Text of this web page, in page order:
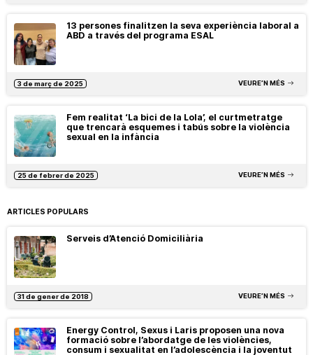
13 persones finalitzen la seva experiència laboral a
ABD a través del programa ESAL
3 de març de 2025 VEURE’N MÉS
Fem realitat ‘La bici de la Lola’, el curtmetratge
que trencarà esquemes i tabús sobre la violència
sexual en la infància
25 de febrer de 2025 VEURE’N MÉS
ARTICLES POPULARS
Serveis d’Atenció Domiciliària
31 de gener de 2018 VEURE’N MÉS
Energy Control, Sexus i Laris proposen una nova
formació sobre l’abordatge de les violències,
consum i sexualitat en l’adolescència i la joventut